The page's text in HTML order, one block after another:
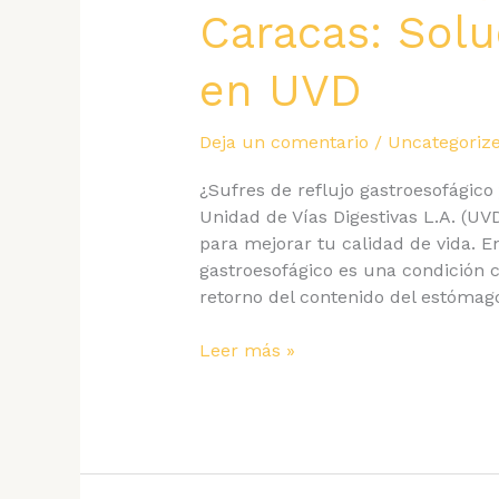
Caracas:
en UVD
Deja un comentario /
¿Sufres de reflujo
Unidad de Vías Digestivas L.A.
para mejorar tu calidad de vida.
gastroesofágico es una condición
retorno del contenido del
Tratamiento
Leer más »